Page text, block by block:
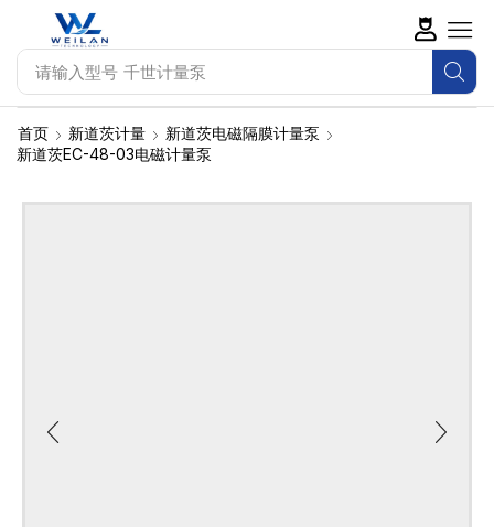
请输入型号 SEKO计量泵
首页 新道茨计量
新道茨电磁隔膜计量泵
新道茨EC-48-03电磁计量泵